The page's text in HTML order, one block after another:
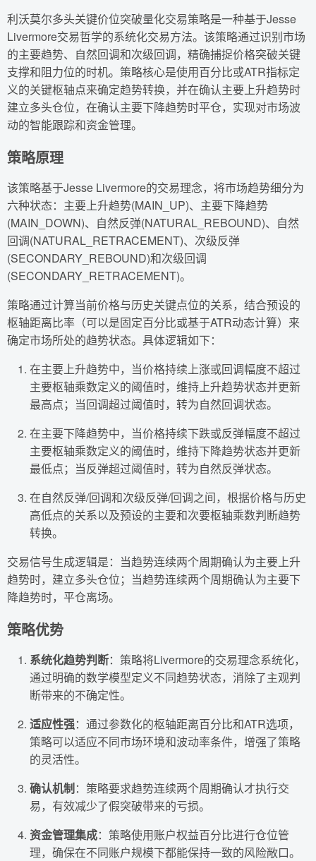
利沃莫尔多头关键价位突破量化交易策略是一种基于Jesse
Livermore交易哲学的系统化交易方法。该策略通过识别市场
的主要趋势、自然回调和次级回调，精确捕捉价格突破关键
支撑和阻力位的时机。策略核心是使用百分比或ATR指标定
义的关键枢轴点来确定趋势转换，并在确认主要上升趋势时
建立多头仓位，在确认主要下降趋势时平仓，实现对市场波
动的智能跟踪和资金管理。
策略原理
该策略基于Jesse Livermore的交易理念，将市场趋势细分为
六种状态：主要上升趋势(MAIN_UP)、主要下降趋势
(MAIN_DOWN)、自然反弹(NATURAL_REBOUND)、自然
回调(NATURAL_RETRACEMENT)、次级反弹
(SECONDARY_REBOUND)和次级回调
(SECONDARY_RETRACEMENT)。
策略通过计算当前价格与历史关键点位的关系，结合预设的
枢轴距离比率（可以是固定百分比或基于ATR动态计算）来
确定市场所处的趋势状态。具体逻辑如下：
在主要上升趋势中，当价格持续上涨或回调幅度不超过
主要枢轴乘数定义的阈值时，维持上升趋势状态并更新
最高点；当回调超过阈值时，转为自然回调状态。
在主要下降趋势中，当价格持续下跌或反弹幅度不超过
主要枢轴乘数定义的阈值时，维持下降趋势状态并更新
最低点；当反弹超过阈值时，转为自然反弹状态。
在自然反弹/回调和次级反弹/回调之间，根据价格与历史
高低点的关系以及预设的主要和次要枢轴乘数判断趋势
转换。
交易信号生成逻辑是：当趋势连续两个周期确认为主要上升
趋势时，建立多头仓位；当趋势连续两个周期确认为主要下
降趋势时，平仓离场。
策略优势
系统化趋势判断：策略将Livermore的交易理念系统化，
通过明确的数学模型定义不同趋势状态，消除了主观判
断带来的不确定性。
适应性强：通过参数化的枢轴距离百分比和ATR选项，
策略可以适应不同市场环境和波动率条件，增强了策略
的灵活性。
确认机制：策略要求趋势连续两个周期确认才执行交
易，有效减少了假突破带来的亏损。
资金管理集成：策略使用账户权益百分比进行仓位管
理，确保在不同账户规模下都能保持一致的风险敞口。